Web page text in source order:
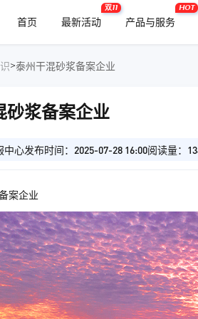
首页 最新活动
双11
产品与服务
HOT
>泰州干混砂浆备案企业
砂浆备案企业
中心发布时间：2025-07-28 16:00阅读量：
案企业